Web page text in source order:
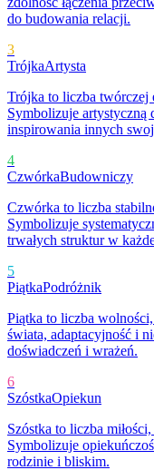
do budowania relacji.
3
TrójkaArtysta
Trójka to liczba twórczej
Symbolizuje artystyczną
inspirowania innych
4
CzwórkaBudowniczy
Czwórka to liczba
Symbolizuje
trwałych struktur w
5
PiątkaPodróżnik
Piątka to liczba
świata, adaptacyjność i
doświadczeń i wrażeń.
6
SzóstkaOpiekun
Szóstka to liczba
Symbolizuje
rodzinie i bliskim.